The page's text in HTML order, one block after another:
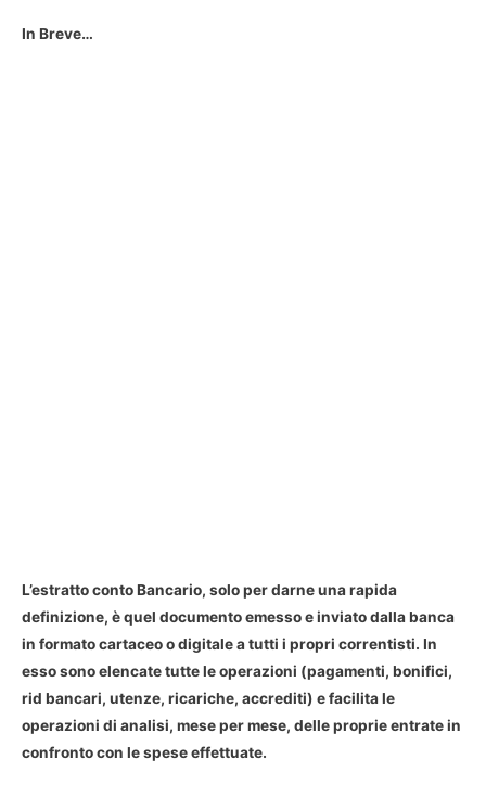
In Breve…
L’estratto conto Bancario, solo per darne una rapida
definizione, è quel documento emesso e inviato dalla banca
in formato cartaceo o digitale a tutti i propri correntisti. In
esso sono elencate tutte le operazioni (pagamenti, bonifici,
rid bancari, utenze, ricariche, accrediti) e facilita le
operazioni di analisi, mese per mese, delle proprie entrate in
confronto con le spese effettuate.